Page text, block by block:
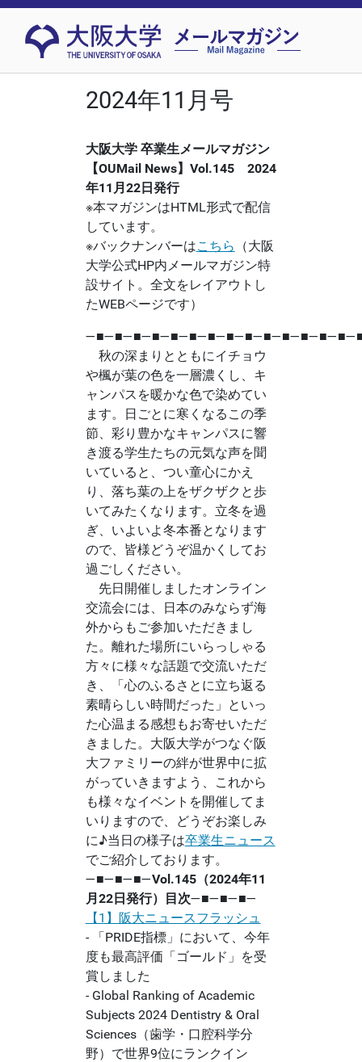
2024年11月号
大阪大学 卒業生メールマガジン
【OUMail News】Vol.145 2024
年11月22日発行
※本マガジンはHTML形式で配信
しています。
※バックナンバーはこちら （大阪
大学公式HP内メールマガジン特
設サイト。全文をレイアウトし
たWEBページです）
秋の深まりとともにイチョウ
や楓が葉の色を一層濃くし、キ
ャンパスを暖かな色で染めてい
ます。日ごとに寒くなるこの季
節、彩り豊かなキャンパスに響
き渡る学生たちの元気な声を聞
いていると、つい童心にかえ
り、落ち葉の上をザクザクと歩
いてみたくなります。立冬を過
ぎ、いよいよ冬本番となります
ので、皆様どうぞ温かくしてお
過ごしください。
先日開催しましたオンライン
交流会には、日本のみならず海
外からもご参加いただきまし
た。離れた場所にいらっしゃる
方々に様々な話題で交流いただ
き、「心のふるさとに立ち返る
素晴らしい時間だった」といっ
た心温まる感想もお寄せいただ
きました。大阪大学がつなぐ阪
大ファミリーの絆が世界中に拡
がっていきますよう、これから
も様々なイベントを開催してま
いりますので、どうぞお楽しみ
に♪当日の様子は卒業生ニュース
でご紹介しております。
―■―■―■―Vol.145（2024年11
月22日発行）目次―■―■―■―
【1】阪大ニュースフラッシュ
- 「PRIDE指標」において、今年
度も最高評価「ゴールド」を受
賞しました
- Global Ranking of Academic
Subjects 2024 Dentistry & Oral
Sciences（歯学・口腔科学分
野）で世界9位にランクイン